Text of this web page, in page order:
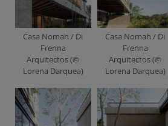
Casa Nomah / Di
Frenna
Arquitectos (©
Lorena Darquea)
Casa Nomah / Di
Frenna
Arquitectos (©
Lorena Darquea)